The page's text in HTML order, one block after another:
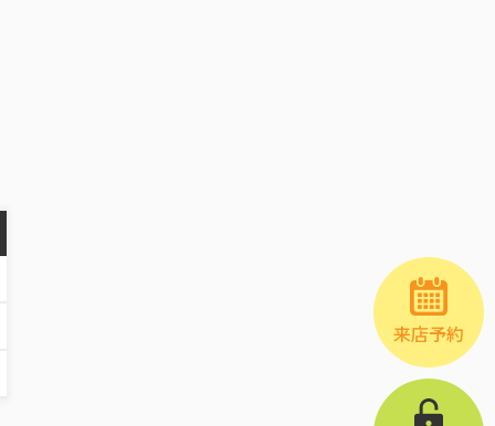
来店予約